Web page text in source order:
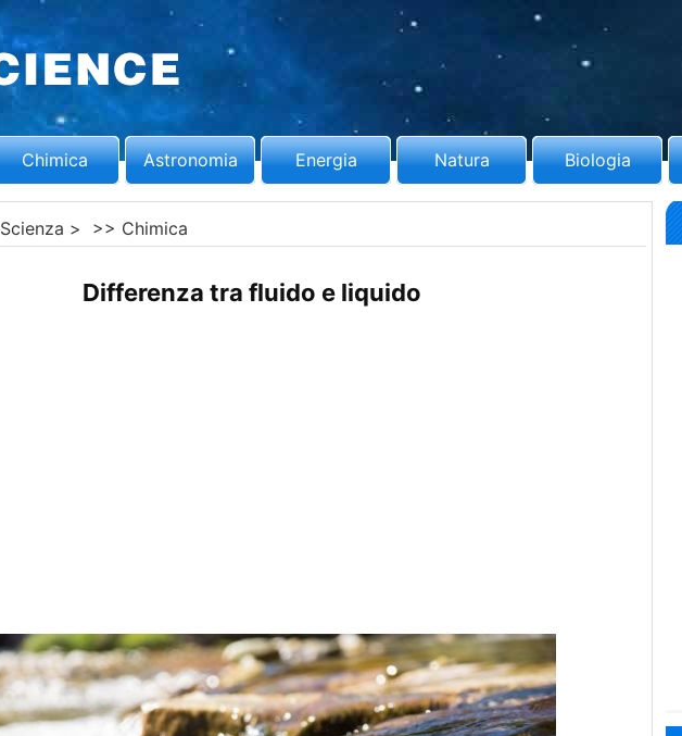
Chimica Astronomia Energia Natura Biologia
Scienza > >> Chimica
Differenza tra fluido e liquido